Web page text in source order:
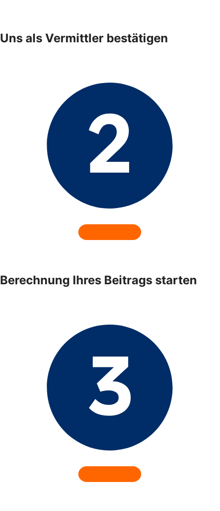
Uns als Vermittler bestätigen
Berechnung Ihres Beitrags starten